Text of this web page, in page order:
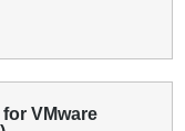
VMware